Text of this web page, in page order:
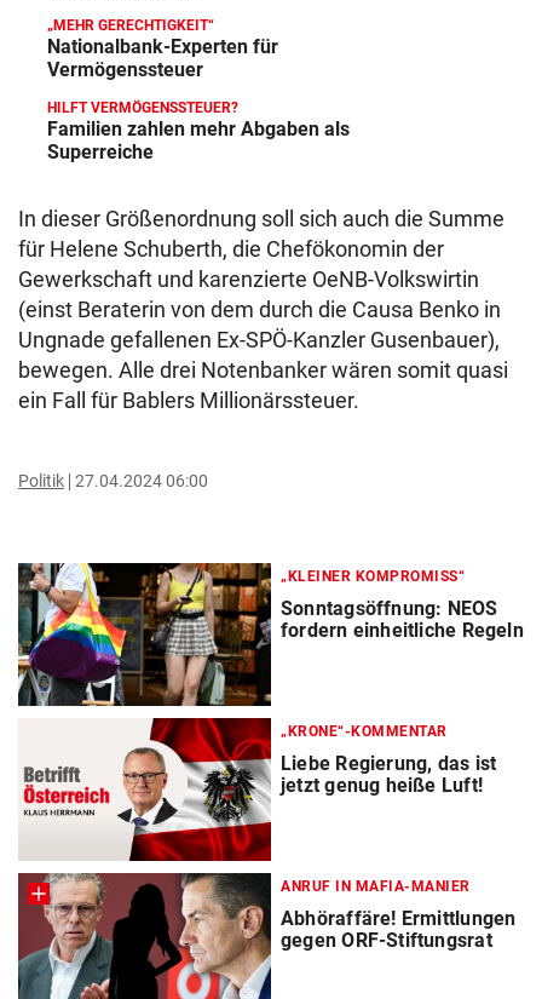
„MEHR GERECHTIGKEIT“
Nationalbank-Experten für
Vermögenssteuer
HILFT VERMÖGENSSTEUER?
Familien zahlen mehr Abgaben als
Superreiche
In dieser Größenordnung soll sich auch die Summe
für Helene Schuberth, die Chefökonomin der
Gewerkschaft und karenzierte OeNB-Volkswirtin
(einst Beraterin von dem durch die Causa Benko in
Ungnade gefallenen Ex-SPÖ-Kanzler Gusenbauer),
bewegen. Alle drei Notenbanker wären somit quasi
ein Fall für Bablers Millionärssteuer.
Politik 27.04.2024 06:00
„KLEINER KOMPROMISS“
Sonntagsöffnung: NEOS
fordern einheitliche Regeln
„KRONE“-KOMMENTAR
Liebe Regierung, das ist
jetzt genug heiße Luft!
ANRUF IN MAFIA-MANIER
Abhöraffäre! Ermittlungen
gegen ORF-Stiftungsrat